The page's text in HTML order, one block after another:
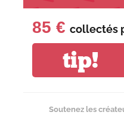
85 € collectés
tip!
Soutenez les